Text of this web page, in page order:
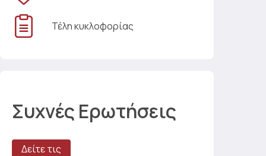
Τέλη κυκλοφορίας
Συχνές Ερωτήσεις
Δείτε τις